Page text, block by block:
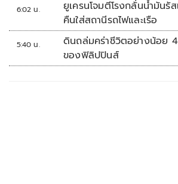
6:02 น.
ยูเครนโจมตีโรงกลั่นน้ำมันรั
คืนใส่สถานีรถไฟและเรือ
5:40 น.
ดินถล่มคร่าชีวิตอย่างน้อย 4
ของฟิลิปปินส์